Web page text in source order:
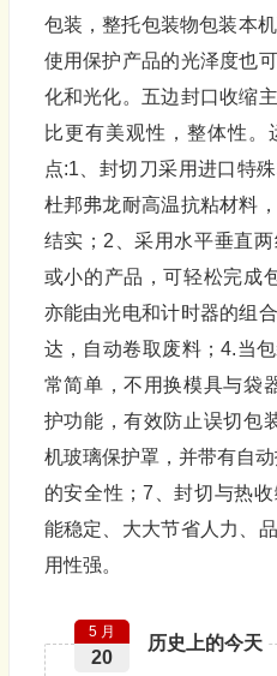
包装，整托包装物包装本
使用保护产品的光泽度也
化和光化。五边封口收缩
比更有美观性，整体性
点:1、封切刀采用进口特
杜邦弗龙耐高温抗粘材料
结实；2、采用水平垂直
或小的产品，可轻松完成
亦能由光电和计时器的组
达，自动卷取废料；4.当
常简单，不用换模具与袋
护功能，有效防止误切包
机玻璃保护罩，并带有自
的安全性；7、封切与热
能稳定、大大节省人力、
用性强。
历史上的今天
5 月
20